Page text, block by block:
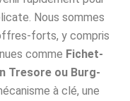
Nous sommes
forts, y compris
comme Fichet-
Tresore ou Burg-
à clé, une